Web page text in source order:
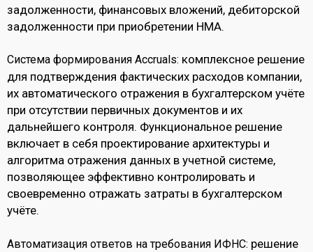
задолженности, финансовых вложений, дебиторской
задолженности при приобретении НМА.
Система формирования Accruals: комплексное решение
для подтверждения фактических расходов компании,
их автоматического отражения в бухгалтерском учёте
при отсутствии первичных документов и их
дальнейшего контроля. Функциональное решение
включает в себя проектирование архитектуры и
алгоритма отражения данных в учетной системе,
позволяющее эффективно контролировать и
своевременно отражать затраты в бухгалтерском
учёте.
Автоматизация ответов на требования ИФНС: решение